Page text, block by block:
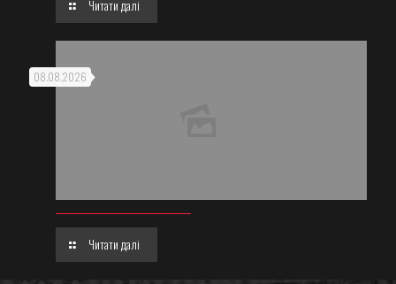
Читати далі
08.08.2026
Читати далі